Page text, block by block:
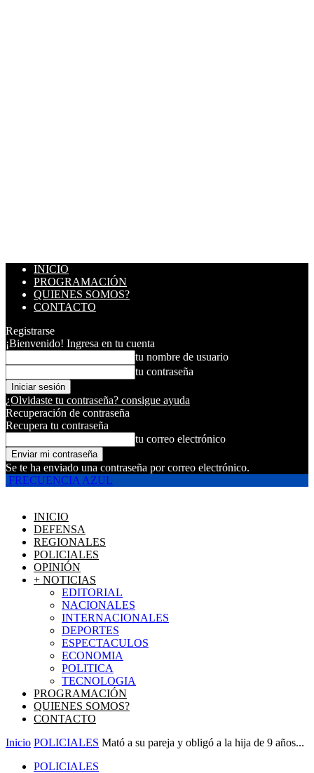
INICIO
PROGRAMACIÓN
QUIENES SOMOS?
CONTACTO
Registrarse
¡Bienvenido! Ingresa en tu cuenta
tu nombre de usuario
tu contraseña
¿Olvidaste tu contraseña? consigue ayuda
Recuperación de contraseña
Recupera tu contraseña
tu correo electrónico
Se te ha enviado una contraseña por correo electrónico.
FRECUENCIA AZUL
INICIO
DEFENSA
REGIONALES
POLICIALES
OPINIÓN
+ NOTICIAS
EDITORIAL
NACIONALES
INTERNACIONALES
DEPORTES
ESPECTACULOS
ECONOMIA
POLITICA
TECNOLOGIA
PROGRAMACIÓN
QUIENES SOMOS?
CONTACTO
Inicio POLICIALES Mató a su pareja y obligó a la hija de 9 años...
POLICIALES